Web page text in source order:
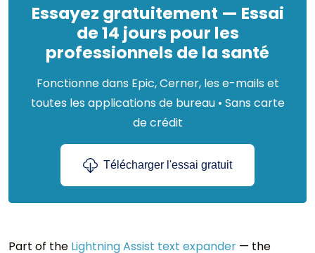
Essayez gratuitement — Essai
de 14 jours pour les
professionnels de la santé
Fonctionne dans Epic, Cerner, les e-mails et
toutes les applications de bureau • Sans carte
de crédit
Télécharger l'essai gratuit
Part of the Lightning Assist text expander — the